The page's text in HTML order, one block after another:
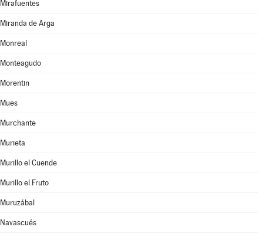
Mirafuentes
Miranda de Arga
Monreal
Monteagudo
Morentin
Mues
Murchante
Murieta
Murillo el Cuende
Murillo el Fruto
Muruzábal
Navascués